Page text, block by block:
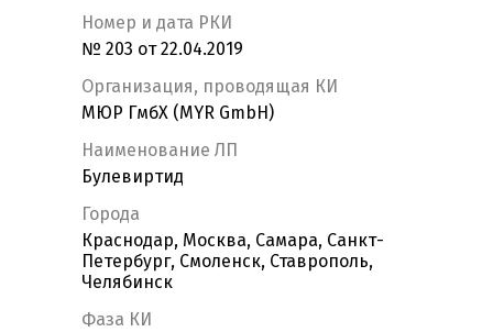
Номер и дата РКИ
№ 203 от 22.04.2019
Организация, проводящая КИ
МЮР ГмбХ (MYR GmbH)
Наименование ЛП
Булевиртид
Города
Краснодар, Москва, Самара, Санкт-
Петербург, Смоленск, Ставрополь,
Челябинск
Фаза КИ